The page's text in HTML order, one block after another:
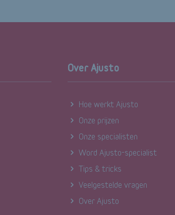
Over Ajusto
Hoe werkt Ajusto
Onze prijzen
Onze specialisten
Word Ajusto-specialist
Tips & tricks
Veelgestelde vragen
Over Ajusto